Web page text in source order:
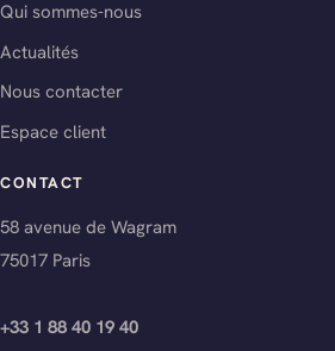
Qui sommes-nous
Actualités
Nous contacter
Espace client
CONTACT
58 avenue de Wagram
75017 Paris
+33 1 88 40 19 40